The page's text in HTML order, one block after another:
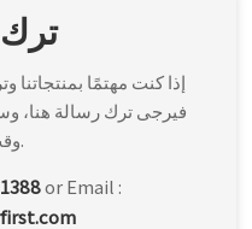
إذا كنت مهتمًا بمنتجاتنا
فيرجى ترك رسالة هنا،
وقت ممكن.
or Email :